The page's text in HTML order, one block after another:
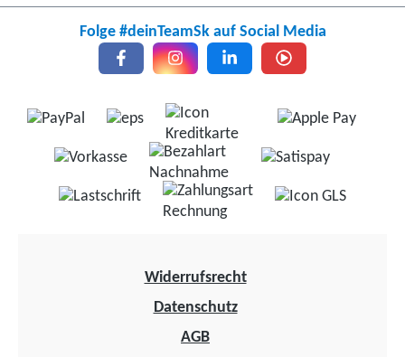
Folge #deinTeamSk auf Social Media
Widerrufsrecht
Datenschutz
AGB